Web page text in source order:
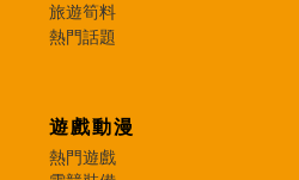
旅遊筍料
熱門話題
遊戲動漫
熱門遊戲